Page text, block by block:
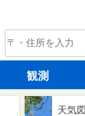
tenki.jp
観測
天気図